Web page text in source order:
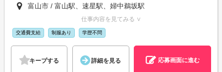
富山市 / 富山駅、速星駅、婦中鵜坂駅
仕事内容を見てみる ∨
交通費支給 制服あり 学歴不問
キープする 詳細を見る 応募画面に進む